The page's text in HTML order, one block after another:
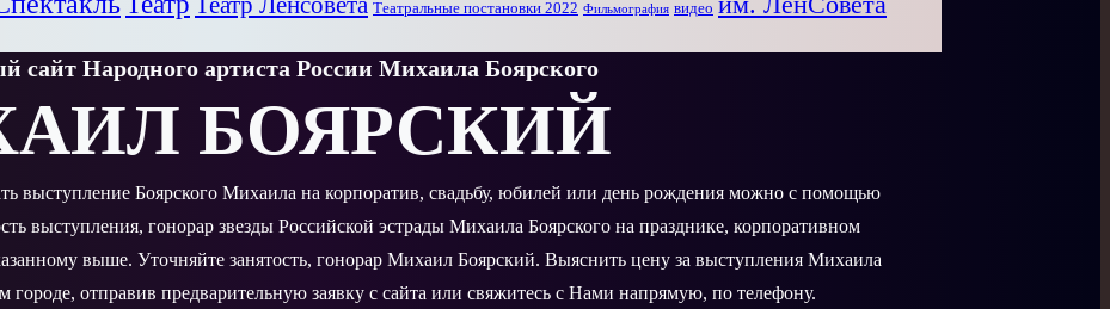
Театральные постановки 2022 Фильмография видео
сайт Народного артиста России Михаила Боярского
БОЯРСКИЙ
выступление Боярского Михаила на корпоратив, свадьбу, юбилей или день рождения можно с помощью
выступления, гонорар звезды Российской эстрады Михаила Боярского на празднике, корпоративном
выше. Уточняйте занятость, гонорар Михаил Боярский. Выяснить цену за выступления Михаила
городе, отправив предварительную заявку с сайта или свяжитесь с Нами напрямую, по телефону.